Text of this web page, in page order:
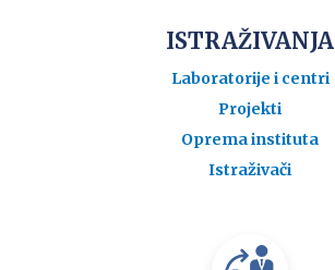
ISTRAŽIVANJA
Laboratorije i centri
Projekti
Oprema instituta
Istraživači